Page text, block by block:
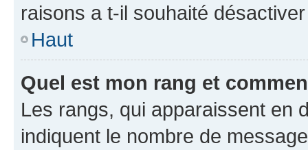
raisons a t-il souhaité
Haut
Quel est mon rang et
Les rangs, qui apparaissent en
indiquent le nombre de